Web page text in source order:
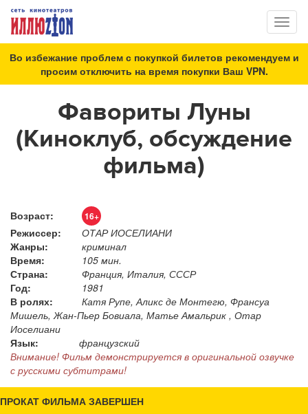
Во избежание проблем с покупкой билетов рекомендуем и
просим отключить на время покупки Ваш VPN.
Фавориты Луны
(Киноклуб, обсуждение
фильма)
Возраст: 16+
Режиссер:
ОТАР ИОСЕЛИАНИ
Жанры:
криминал
Время:
105 мин.
Страна:
Франция, Италия, СССР
Год:
1981
В ролях:
Катя Рупе, Аликс де Монтегю, Франсуа
Мишель, Жан-Пьер Бовиала, Матье Амальрик , Отар
Иоселиани
Язык:
французский
Внимание! Фильм демонстрируется в оригинальной озвучке
с русскими субтитрами!
ПРОКАТ ФИЛЬМА ЗАВЕРШЕН